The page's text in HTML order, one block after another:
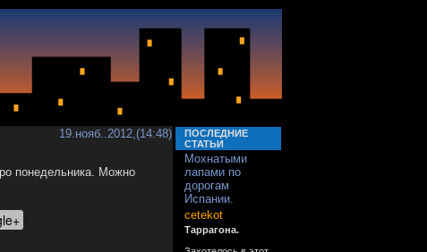
19.нояб..2012,(14:48)
понедельника. Можно
ПОСЛЕДНИЕ
СТАТЬИ
Мохнатыми
лапами по
дорогам
Испании.
cetekot
Таррагона.